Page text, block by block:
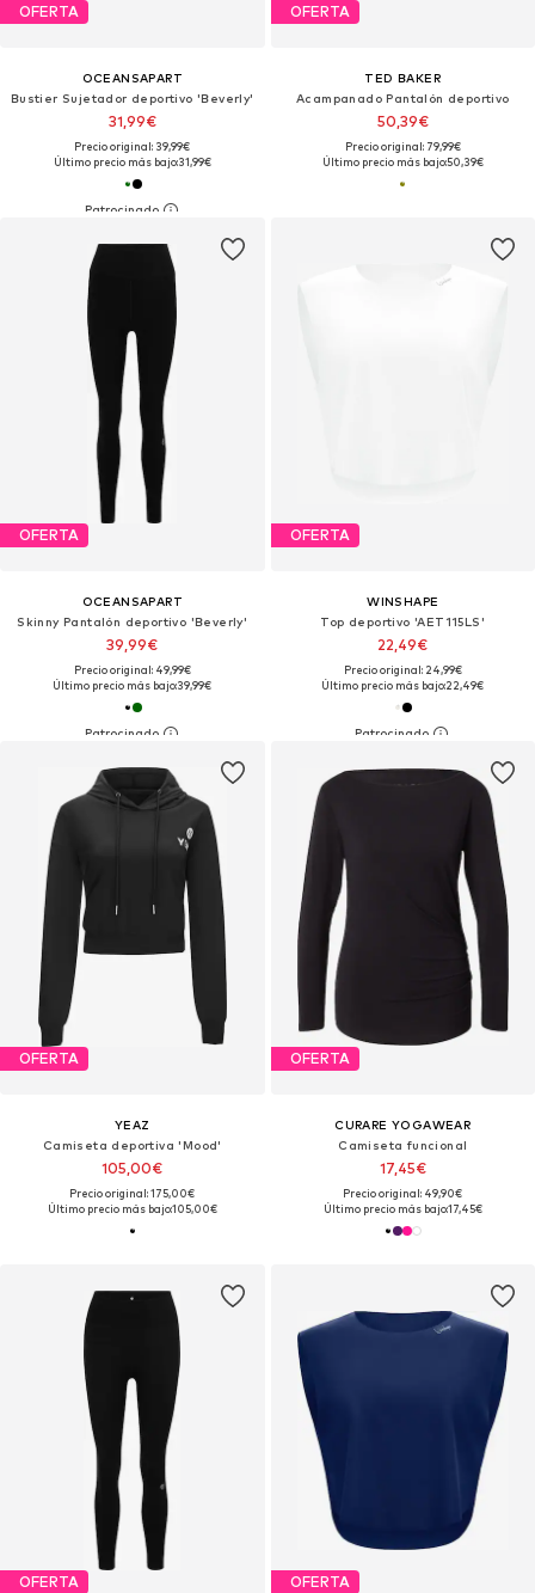
OFERTA
OCEANSAPART
Bustier Sujetador deportivo 'Beverly'
31,99€
Precio original: 39,99€
Último precio más bajo:31,99€
OFERTA
TED BAKER
Acampanado Pantalón deportivo
50,39€
Precio original: 79,99€
Último precio más bajo:50,39€
OFERTA
OCEANSAPART
Skinny Pantalón deportivo 'Beverly'
39,99€
Precio original: 49,99€
Último precio más bajo:39,99€
OFERTA
WINSHAPE
Top deportivo 'AET115LS'
22,49€
Precio original: 24,99€
Último precio más bajo:22,49€
OFERTA
YEAZ
Camiseta deportiva 'Mood'
105,00€
Precio original: 175,00€
Último precio más bajo:105,00€
OFERTA
CURARE YOGAWEAR
Camiseta funcional
17,45€
Precio original: 49,90€
Último precio más bajo:17,45€
OFERTA OFERTA